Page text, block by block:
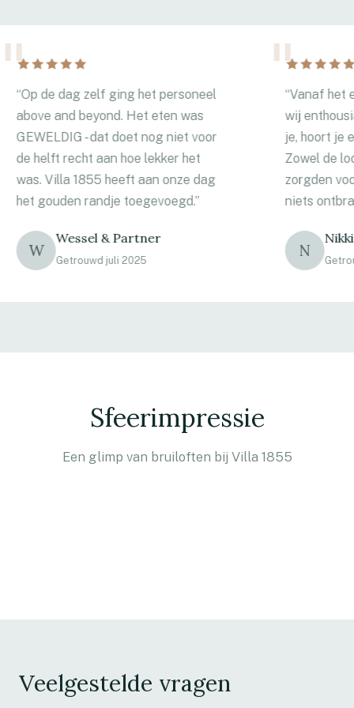
de dag zelf ging het personeel
and beyond. Het eten was
- dat doet nog niet voor
helft recht aan hoe lekker het
Villa 1855 heeft aan onze dag
gouden randje toegevoegd.”
Wessel & Partner
Getrouwd juli 2025
Vanaf het
wij enthousiast.
je, hoort je en is
Zowel de
zorgden voor
niets ontbrak.
Nikki &
Getrouwd
Sfeerimpressie
Een glimp van bruiloften bij Villa 1855
Veelgestelde vragen